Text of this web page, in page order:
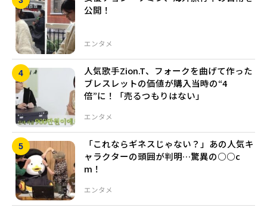
エンタメ
公開！
エンタメ
人気歌手Zion.T、フォークを曲げて作った
ブレスレットの価値が購入当時の“4
倍”に！「売るつもりはない」
エンタメ
「これならギネスじゃない？」あの人気キ
ャラクターの頭囲が判明…驚異の○○c
m！